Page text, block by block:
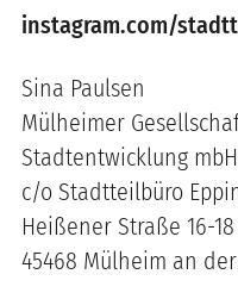
instagram.com/
Sina Paulsen
Mülheimer
Stadtentwicklung mbH
c/o Stadtteilbüro
Heißener Straße 16-18
45468 Mülheim an